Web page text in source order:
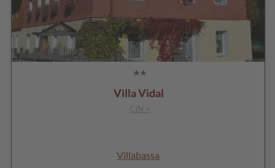
Villa Vidal
CIN +
Villabassa